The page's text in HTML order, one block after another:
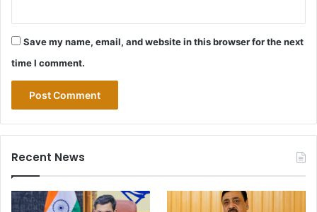
Save my name, email, and website in this browser for the next
time I comment.
Recent News